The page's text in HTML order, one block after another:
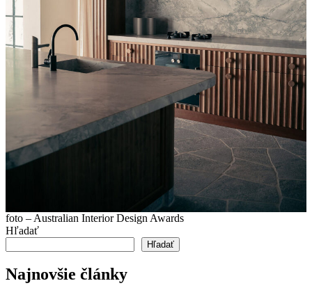
foto – Australian Interior Design Awards
Hľadať
Hľadať
Najnovšie články